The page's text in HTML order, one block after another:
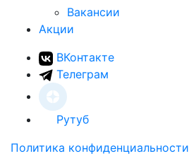
Вакансии
Акции
ВКонтакте
Телеграм
Рутуб
Политика конфиденциальности